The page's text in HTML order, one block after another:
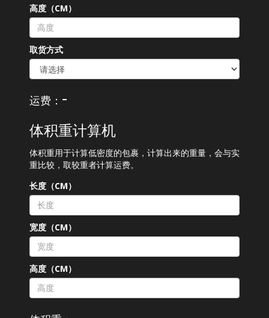
高度（CM）
取货方式
运费： -
体积重计算机
体积重用于计算低密度的包裹，计算出来的重量，会与实
重比较，取较重者计算运费。
长度（CM）
宽度（CM）
高度（CM）